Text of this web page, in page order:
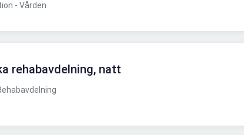
- Vården
rehabavdelning, natt